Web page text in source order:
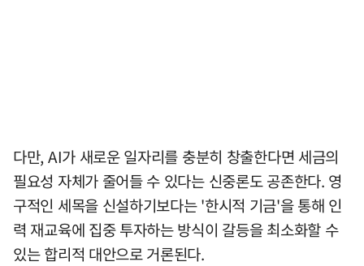
다만, AI가 새로운 일자리를 충분히 창출한다면 세금의
필요성 자체가 줄어들 수 있다는 신중론도 공존한다. 영
구적인 세목을 신설하기보다는 '한시적 기금'을 통해 인
력 재교육에 집중 투자하는 방식이 갈등을 최소화할 수
있는 합리적 대안으로 거론된다.